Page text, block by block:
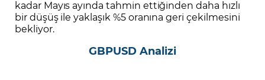
kadar Mayıs ayında tahmin ettiğinden daha hızlı
bir düşüş ile yaklaşık %5 oranına geri çekilmesini
bekliyor.
GBPUSD Analizi